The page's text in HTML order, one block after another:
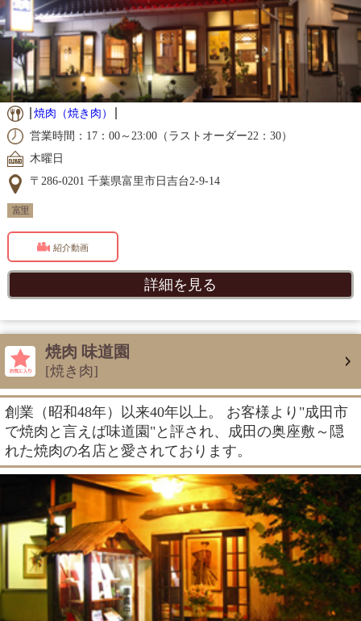
焼肉（焼き肉）
営業時間：17：00～23:00（ラストオーダー22：30）
木曜日
〒286-0201 千葉県富里市日吉台2-9-14
富里
紹介動画
詳細を見る
焼肉 味道園
[焼き肉]
創業（昭和48年）以来40年以上。 お客様より"成田市
で焼肉と言えば味道園"と評され、成田の奥座敷～隠
れた焼肉の名店と愛されております。